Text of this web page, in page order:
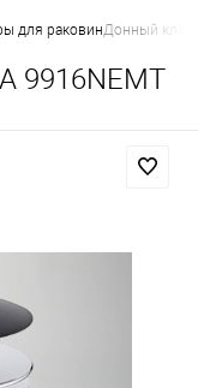
для раковинДонный
9916NEMT